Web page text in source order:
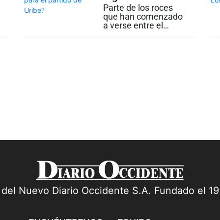
que concentró este
acto exclusivamente
en...
amenaza para el
partido de Uribe?
Parte de los roces
que han comenzado
a verse entre el
Centro Democrático,
Nuevo Diario Occidente S.A. Fundado el